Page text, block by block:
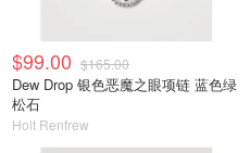
$99.00 $165.00
Dew Drop 银色恶魔之眼项链 蓝色绿
松石
Holt Renfrew